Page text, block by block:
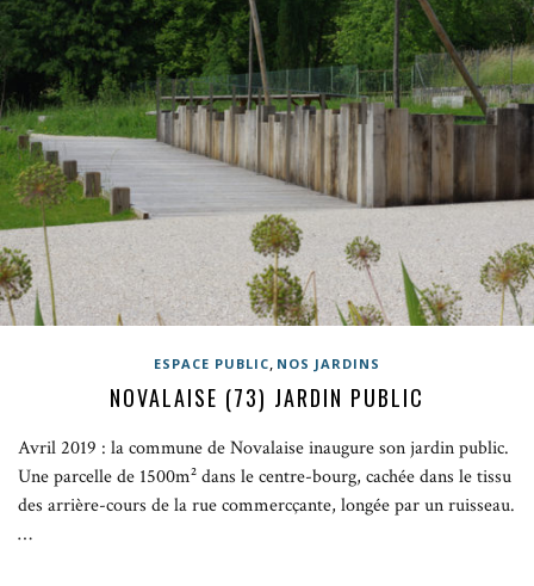
ESPACE PUBLIC, NOS JARDINS
NOVALAISE (73) JARDIN PUBLIC
Avril 2019 : la commune de Novalaise inaugure son jardin public.
Une parcelle de 1500m² dans le centre-bourg, cachée dans le tissu
des arrière-cours de la rue commercçante, longée par un ruisseau.
…